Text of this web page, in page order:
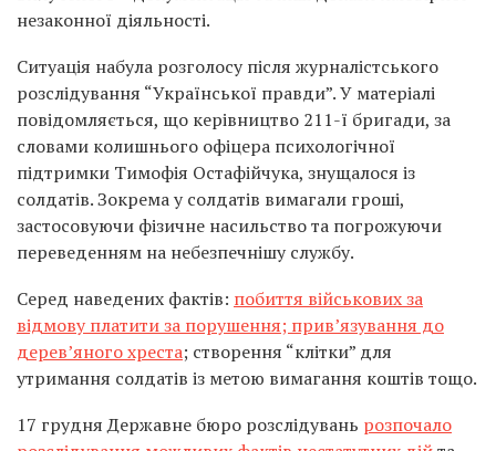
незаконної діяльності.
Ситуація набула розголосу після журналістського
розслідування “Української правди”. У матеріалі
повідомляється, що керівництво 211-ї бригади, за
словами колишнього офіцера психологічної
підтримки Тимофія Остафійчука, знущалося із
солдатів. Зокрема у солдатів вимагали гроші,
застосовуючи фізичне насильство та погрожуючи
переведенням на небезпечнішу службу.
Серед наведених фактів: побиття військових за
відмову платити за порушення; прив’язування до
дерев’яного хреста; створення “клітки” для
утримання солдатів із метою вимагання коштів тощо.
17 грудня Державне бюро розслідувань розпочало